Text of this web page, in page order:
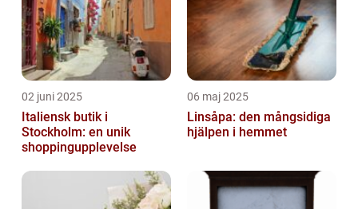
02 juni 2025
Italiensk butik i
Stockholm: en unik
shoppingupplevelse
06 maj 2025
Linsåpa: den mångsidiga
hjälpen i hemmet